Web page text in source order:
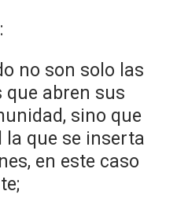
no son solo las
abren sus
sino que
la que se inserta
en este caso